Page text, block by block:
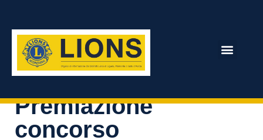
Homepage NEWS
DISTRETTO 108 Ia1
Premiazione concorso internazionale Lions “Un Poster per la
Pace” 2023 a Gassino e San Mauro Torinese
Premiazione
concorso